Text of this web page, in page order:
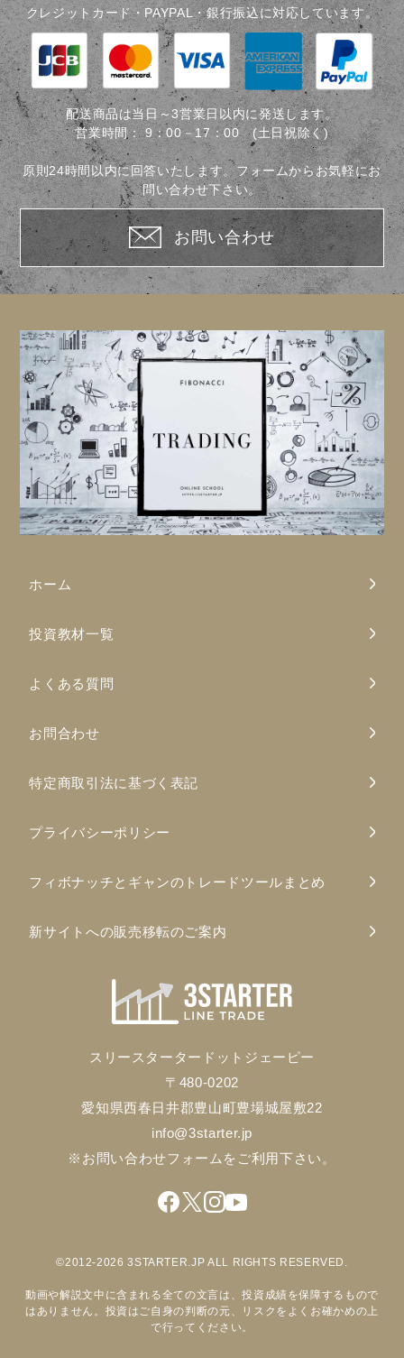
ゲ
ー
シ
ョ
ン
にし
て相
場通
りに
読む
か～
板の
ルー
ル7個
(動
画)
クレジットカード・PAYPAL・銀行振込に対応しています。
配送商品は当日～3営業日以内に発送します。
営業時間：9：00－17：00 (土日祝除く)
原則24時間以内に回答いたします。フォームからお気軽にお
問い合わせ下さい。
お問い合わせ
ホーム
投資教材一覧
よくある質問
お問合わせ
特定商取引法に基づく表記
プライバシーポリシー
フィボナッチとギャンのトレードツールまとめ
新サイトへの販売移転のご案内
スリースタータードットジェーピー
〒480-0202
愛知県西春日井郡豊山町豊場城屋敷22
info@3starter.jp
※お問い合わせフォームをご利用下さい。
©2012-2026 3STARTER.JP ALL RIGHTS RESERVED.
動画や解説文中に含まれる全ての文言は、投資成績を保障するもので
はありません。投資はご自身の判断の元、リスクをよくお確かめの上
で行ってください。